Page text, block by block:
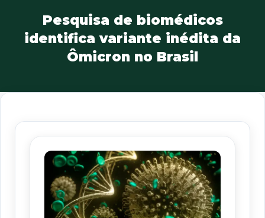
Pesquisa de biomédicos
identifica variante inédita da
Ômicron no Brasil